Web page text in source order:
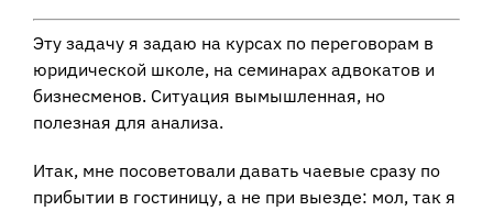
Эту задачу я задаю на курсах по переговорам в
юридической школе, на семинарах адвокатов и
бизнесменов. Ситуация вымышленная, но
полезная для анализа.
Итак, мне посоветовали давать чаевые сразу по
прибытии в гостиницу, а не при выезде: мол, так я